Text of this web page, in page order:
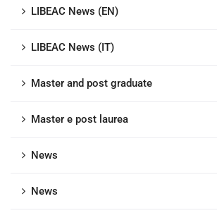
LIBEAC News (EN)
LIBEAC News (IT)
Master and post graduate
Master e post laurea
News
News